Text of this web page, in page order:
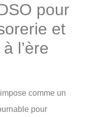
pour
et
l’ère
comme un
pour